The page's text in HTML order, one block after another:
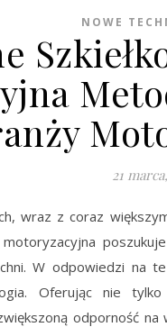
NOWE
21
wraz z coraz
W odpowiedzi na
Oferując nie
odporność